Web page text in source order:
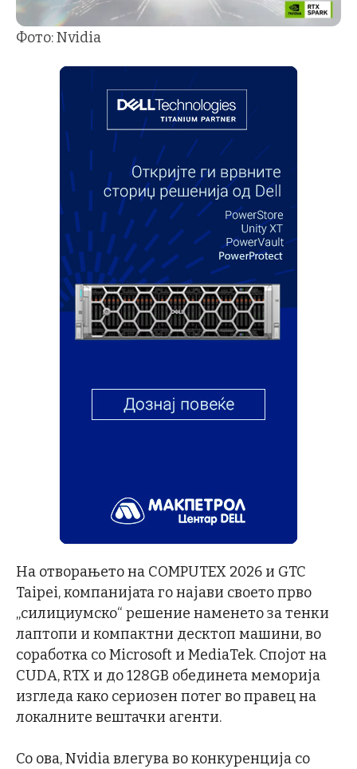
Фото: Nvidia
На отворањето на COMPUTEX 2026 и GTC
Taipei, компанијата го најави своето прво
„силициумско“ решение наменето за тенки
лаптопи и компактни десктоп машини, во
соработка со Microsoft и MediaTek. Спојот на
CUDA, RTX и до 128GB обединета меморија
изгледа како сериозен потег во правец на
локалните вештачки агенти.
Со ова, Nvidia влегува во конкуренција со